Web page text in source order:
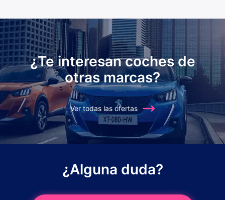
¿Te interesan coches de
otras marcas?
Ver todas las ofertas
¿Alguna duda?